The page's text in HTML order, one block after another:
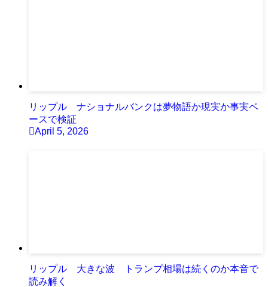
リップル ナショナルバンクは夢物語か現実か事実ベ
ースで検証
April 5, 2026
リップル 大きな波 トランプ相場は続くのか本音で
読み解く